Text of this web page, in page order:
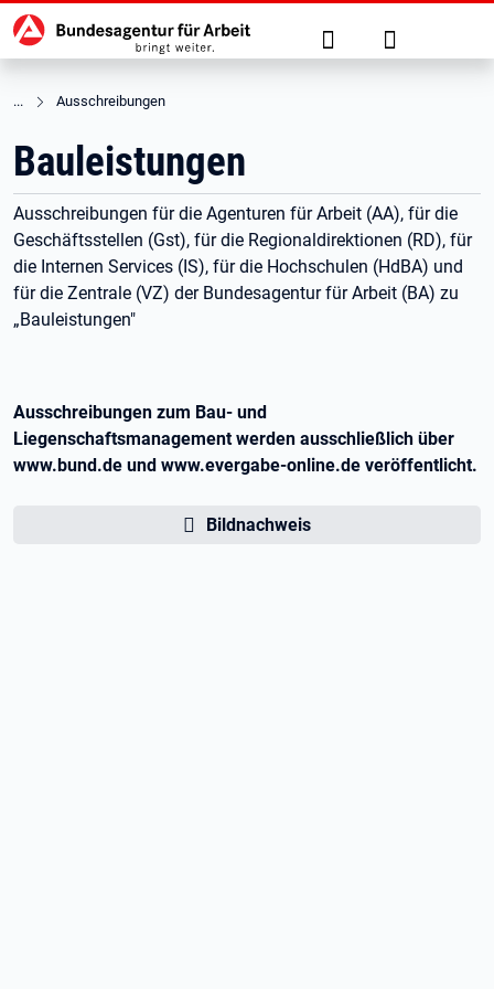
zu den Hauptinhalten springen
Hauptnavigation Suche Anmelden
Ausschreibungen
Bauleistungen
Ausschreibungen für die Agenturen für Arbeit (AA), für die
Geschäftsstellen (Gst), für die Regionaldirektionen (RD), für
die Internen Services (IS), für die Hochschulen (HdBA) und
für die Zentrale (VZ) der Bundesagentur für Arbeit (BA) zu
„Bauleistungen"
Ausschreibungen zum Bau- und
Liegenschaftsmanagement werden ausschließlich über
www.bund.de und www.evergabe-online.de veröffentlicht.
Bildnachweis